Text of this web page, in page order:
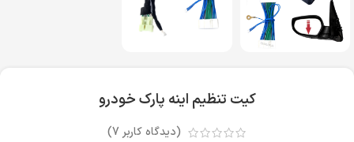
کیت تنظیم اینه پارک خودرو
(دیدگاه کاربر 7
)